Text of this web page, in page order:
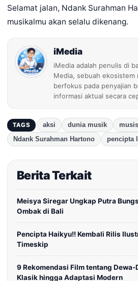
Selamat jalan, Ndank Surahman
musikalmu akan selalu dikenang.
iMedia
iMedia adalah penulis di
Media, sebuah ekosistem
berfokus pada penyajian
informasi aktual secara
TAGS aksi dunia musik
Ndank Surahman Hartono
pencipta
Berita Terkait
Meisya Siregar Ungkap Putra
Ombak di Bali
Pencipta Haikyu!! Kembali Rilis
Timeskip
9 Rekomendasi Film tentang Dewa-
Klasik hingga Adaptasi Modern